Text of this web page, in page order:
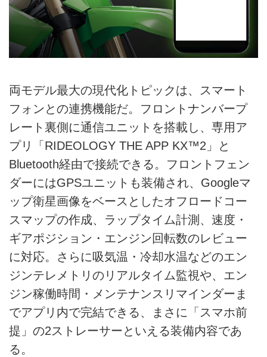
両モデル最大の現代化トピックは、スマート
フォンとの連携機能だ。フロントナンバープ
レート裏側に通信ユニットを搭載し、専用ア
プリ「RIDEOLOGY THE APP KX™2」と
Bluetooth経由で接続できる。フロントフェン
ダーにはGPSユニットも装備され、Googleマ
ップ衛星画像をベースとしたオフロードコー
スマップの作成、ラップタイム計測、速度・
ギアポジション・エンジン回転数のレビュー
に対応。さらに吸気温・冷却水温などのエン
ジンテレメトリのリアルタイム監視や、エン
ジン稼働時間・メンテナンスリマインダーま
でアプリ内で完結できる、まさに「スマホ前
提」の2ストレーサーといえる装備内容であ
る。